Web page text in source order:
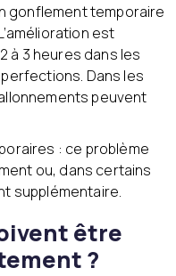
gonflement temporaire
est
à 3 heures dans les
Dans les
peuvent
: ce problème
ou, dans certains
supplémentaire.
être
?